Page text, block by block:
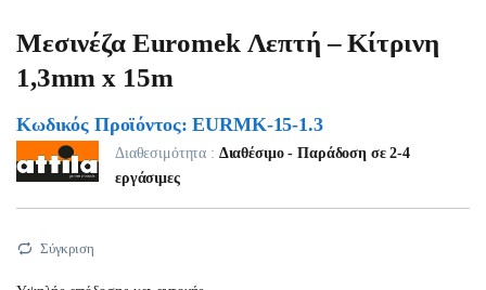
Μεσινέζα Euromek Λεπτή – Κίτρινη
1,3mm x 15m
Κωδικός Προϊόντος: EURMK-15-1.3
Διαθεσιμότητα : Διαθέσιμο - Παράδοση σε 2-4
εργάσιμες
Σύγκριση